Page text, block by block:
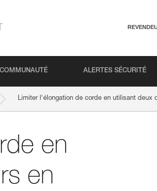
COMMUNAUTÉ ALERTES SÉCURITÉ
Limiter l'élongation de corde en utilisant deux
en
en